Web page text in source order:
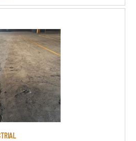
de restauração devolve a
SEU PISO EM BONA ABC E